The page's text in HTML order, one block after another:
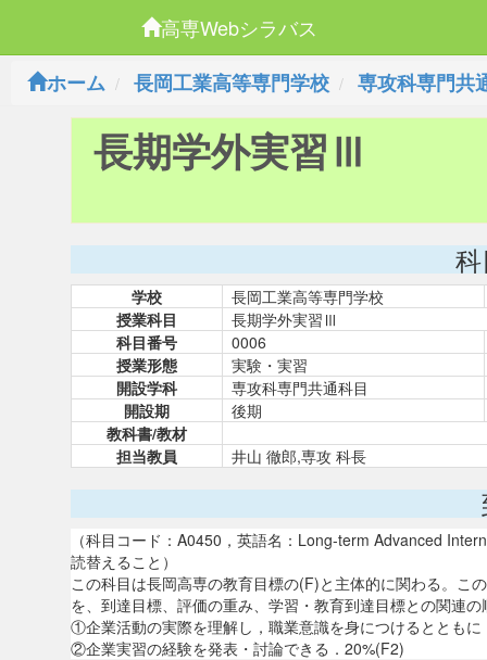
高専Webシラバス
ホーム
長岡工業高等専門学校 専攻科専門共
長期学外実習Ⅲ
学校
長岡工業高等専門学校
授業科目
長期学外実習Ⅲ
科目番号
0006
授業形態
実験・実習
開設学科
専攻科専門共通科目
開設期
後期
教科書/教材
担当教員
井山 徹郎,専攻 科長
（科目コード：A0450，英語名：Long-term Advanced
読替えること）
この科目は長岡高専の教育目標の(F)と主体的に関わる。こ
を、到達目標、評価の重み、学習・教育到達目標との関連
①企業活動の実際を理解し，職業意識を身につけるととも
②企業実習の経験を発表・討論できる．20%(F2)